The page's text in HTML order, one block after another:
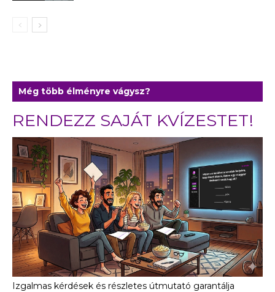
Még több élményre vágysz?
RENDEZZ SAJÁT KVÍZESTET!
Izgalmas kérdések és részletes útmutató garantálja